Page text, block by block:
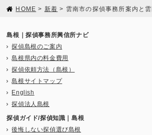
HOME > 新着 > 雲南市の探偵事務所案内と
島根｜探偵事務所興信所ナビ
探偵島根のご案内
島根県内の料金費用
探偵依頼方法（島根）
島根サイトマップ
English
探偵法人島根
探偵ガイド/探偵知識｜島根
後悔しない探偵選び島根